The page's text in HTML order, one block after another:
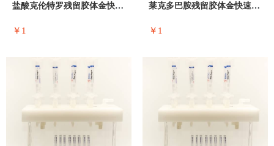
盐酸克伦特罗残留胶体金快速检测卡
￥1
莱克多巴胺残留胶体金快速检测卡
￥1